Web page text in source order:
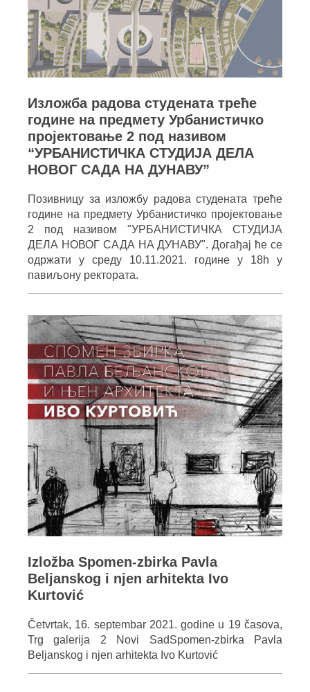
Изложба радова студената треће
године на предмету Урбанистичко
пројектовање 2 под називом
“УРБАНИСТИЧКА СТУДИЈА ДЕЛА
НОВОГ САДА НА ДУНАВУ”
Позивницу за изложбу радова студената треће
године на предмету Урбанистичко пројектовање
2 под називом "УРБАНИСТИЧКА СТУДИЈА
ДЕЛА НОВОГ САДА НА ДУНАВУ". Догађај ће се
одржати у среду 10.11.2021. године у 18h у
павиљону ректората.
Izložba Spomen-zbirka Pavla
Beljanskog i njen arhitekta Ivo
Kurtović
Četvrtak, 16. septembar 2021. godine u 19 časova,
Trg galerija 2 Novi SadSpomen-zbirka Pavla
Beljanskog i njen arhitekta Ivo Kurtović